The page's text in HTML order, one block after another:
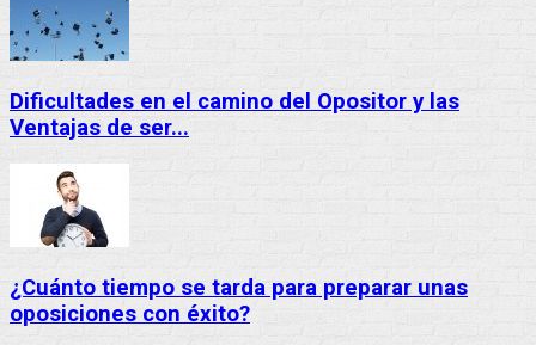
Dificultades en el camino del Opositor y las
Ventajas de ser...
¿Cuánto tiempo se tarda para preparar unas
oposiciones con éxito?